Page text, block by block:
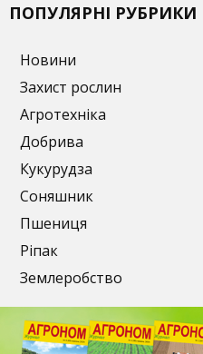
ПОПУЛЯРНІ РУБРИКИ
Новини
Захист рослин
Агротехніка
Добрива
Кукурудза
Соняшник
Пшениця
Ріпак
Землеробство